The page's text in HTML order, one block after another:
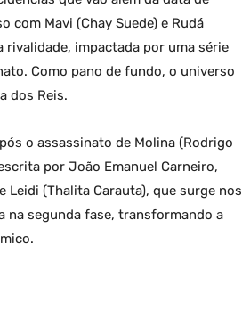
Mavi (Chay Suede) e Rudá
rivalidade, impactada por uma série
Como pano de fundo, o universo
dos Reis.
o assassinato de Molina (Rodrigo
por João Emanuel Carneiro,
(Thalita Carauta), que surge nos
na segunda fase, transformando a